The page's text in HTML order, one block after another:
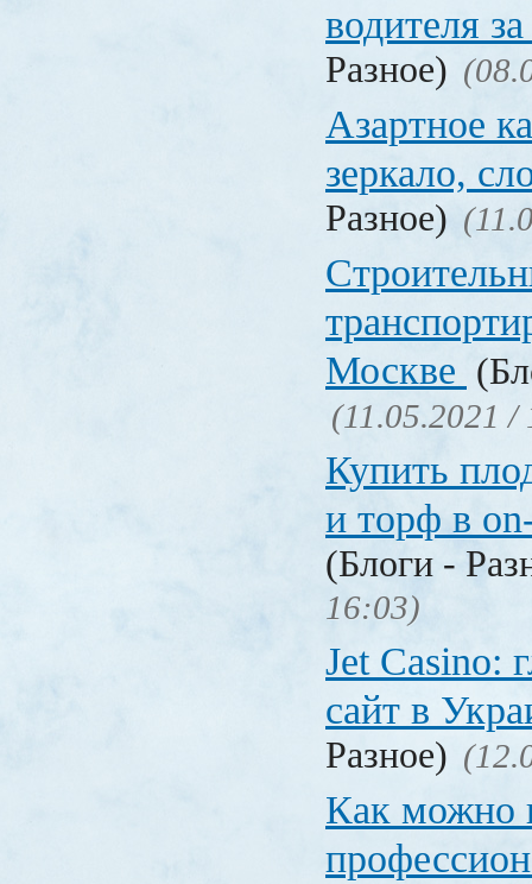
водителя
Разное)
Азартное
зеркало,
Разное)
Москве
(11.05.2021 /
Купить
и торф в
(Блоги -
16:03)
Jet Сasino:
сайт в
Разное)
Как можно